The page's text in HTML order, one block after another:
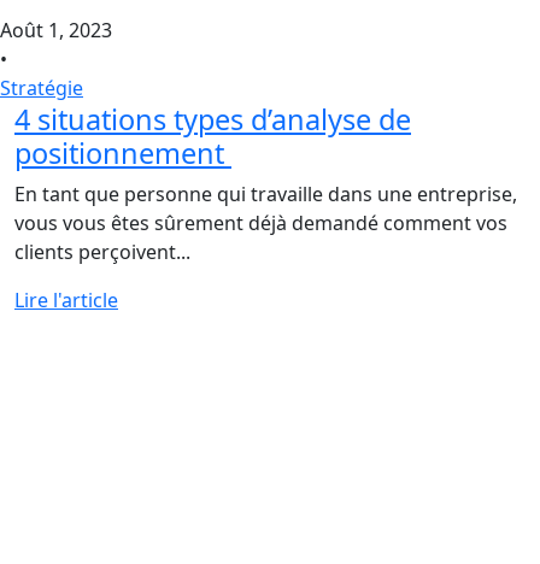
Août 1, 2023
•
Stratégie
4 situations types d’analyse de
positionnement
En tant que personne qui travaille dans une entreprise,
vous vous êtes sûrement déjà demandé comment vos
clients perçoivent...
Lire l'article